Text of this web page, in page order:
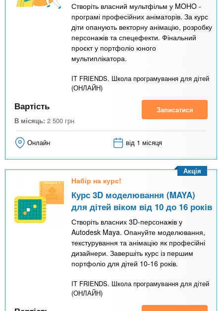
Створіть власний мультфільм у MOHO -
програмі професійних аніматорів. За курс
діти опанують векторну анімацію, розробку
персонажів та спецефекти. Фінальний
проєкт у портфоліо юного
мультиплікатора.
IT FRIENDS. Школа програмування для дітей
(ОНЛАЙН)
Вартість
В місяць: 2 500 грн
Записатися
Онлайн від 1 місяця
Набір на курс!
Курс 3D моделювання (MAYA)
для дітей віком від 10 до 16 років
Створіть власних 3D-персонажів у
Autodesk Maya. Опануйте моделювання,
текстурування та анімацію як професійні
дизайнери. Завершіть курс із першим
портфоліо для дітей 10-16 років.
IT FRIENDS. Школа програмування для дітей
(ОНЛАЙН)
Акція